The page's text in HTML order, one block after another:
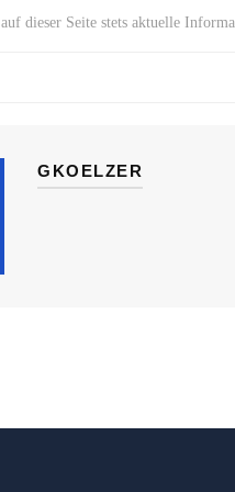
dieser Seite stets aktuelle
GKOELZER